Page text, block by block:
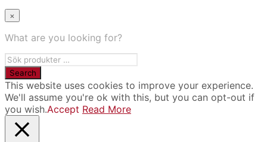
×
What are you looking for?
This website uses cookies to improve your experience.
We'll assume you're ok with this, but you can opt-out if
you wish.Accept Read More